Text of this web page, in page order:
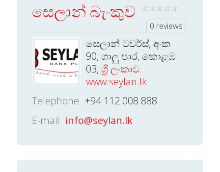
සෙලාන් බැංකුව
0 reviews
සෙලාන් ටවර්ස්, අංක
90, ගාලු පාර, කොළඹ
03, ශ්‍රී ලංකාව.
www.seylan.lk
Telephone +94 112 008 888
E-mail info@seylan.lk